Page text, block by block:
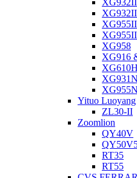
XG932II
XG955II
XG958
XG916
XG931N
XG955N
Yituo Luoyang
ZL30-II
Zoomlion
QY40V
RT35
RT55